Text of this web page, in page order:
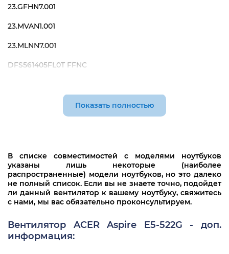
23.GFHN7.001
23.MVAN1.001
23.MLNN7.001
DFS561405FL0T FFNC
Показать полностью
В списке совместимостей с моделями ноутбуков
указаны лишь некоторые (наиболее
распространенные) модели ноутбуков, но это далеко
не полный список. Если вы не знаете точно, подойдет
ли данный вентилятор к вашему ноутбуку, свяжитесь
с нами, мы вас обязательно проконсультируем.
Вентилятор ACER Aspire E5-522G - доп.
информация: